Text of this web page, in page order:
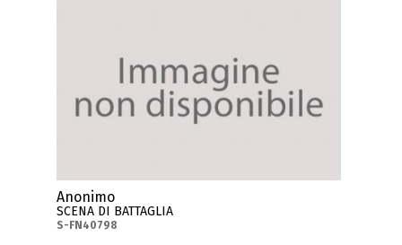
Anonimo
SCENA DI BATTAGLIA
S-FN40798